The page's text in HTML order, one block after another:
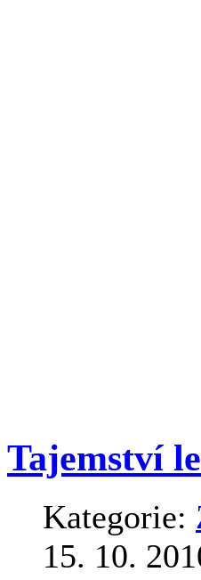
Tajemství
Kategorie:
15. 10.